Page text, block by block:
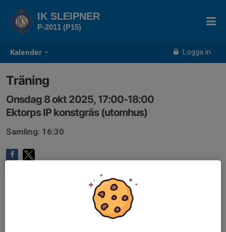
Kalender Logga in
IK SLEIPNER
P-2011 (P15)
Träning
Onsdag 8 okt 2025, 17:00-18:00
Ektorps IP konstgräs (utomhus)
Samling: 16:30